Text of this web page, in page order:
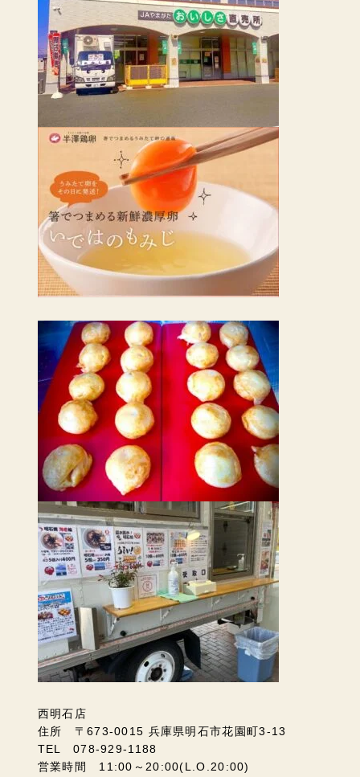
西明石店
住所 〒673-0015 兵庫県明石市花園町3-13
TEL 078-929-1188
営業時間 11:00～20:00(L.O.20:00)